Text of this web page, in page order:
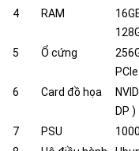
4
RAM
5
Ổ cứng
6
Card đồ họa
DP )
7
PSU